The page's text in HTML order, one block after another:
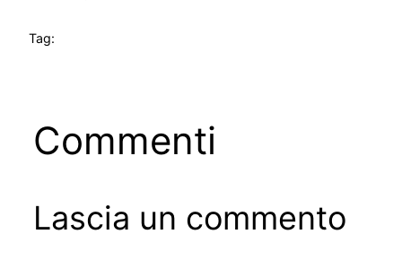
Tag:
Commenti
Lascia un commento